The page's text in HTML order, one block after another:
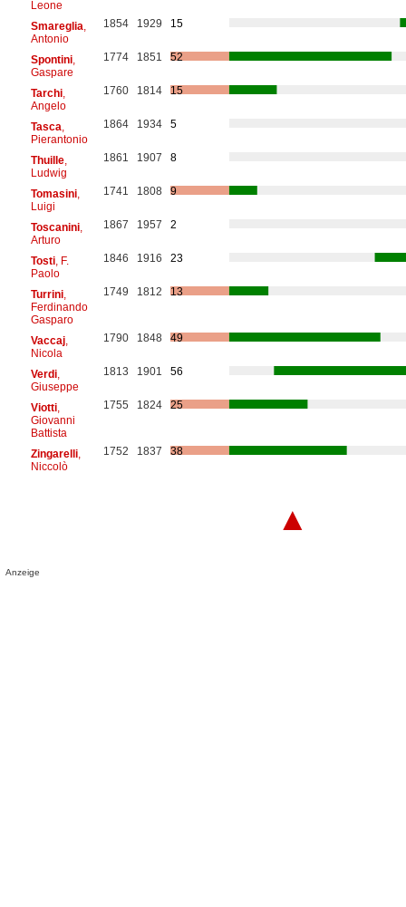
Leone
Smareglia
Antonio
1854 1929 15
Spontini,
Gaspare
1774 1851 52
Tarchi,
Angelo
1760 1814 15
Tasca
Pierantonio
1864 1934 5
Thuille,
Ludwig
1861 1907 8
Tomasini,
Luigi
1741 1808 9
Toscanini,
Arturo
1867 1957 2
Tosti, F.
Paolo
1846 1916 23
Turrini,
Ferdinando
Gasparo
1749 1812 13
Vaccaj,
Nicola
1790 1848 49
Verdi,
Giuseppe
1813 1901 56
Viotti,
Giovanni
Battista
1755 1824 25
Zingarelli,
Niccolò
1752 1837 38
▲
Anzeige